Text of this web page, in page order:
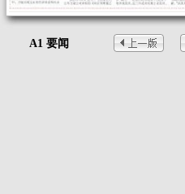
A1 要闻